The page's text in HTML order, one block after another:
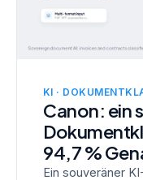
KI ·
Canon: ein
94,7 %
Ein souveräner